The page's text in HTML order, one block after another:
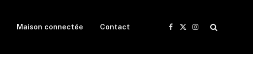
Maison connectée Contact
Facebook
X
Instagram